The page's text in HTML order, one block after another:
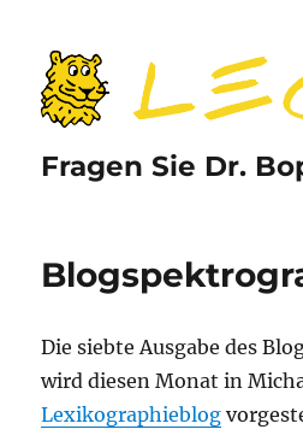
Fragen Sie Dr.
Die siebte Ausgabe des
wird diesen Monat in
Lexikographieblog